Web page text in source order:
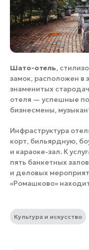
Шато-отель,
замок, расположен в
знаменитых
отеля — успешные
бизнесмены,
Инфраструктура
корт, бильярдную,
и караоке-зал. К
пять банкетных
и деловых
«Ромашково»
Культура и искусство